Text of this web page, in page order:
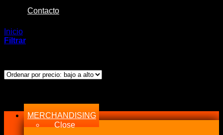
Contacto
Inicio
Filtrar
MERCHANDISING
Close